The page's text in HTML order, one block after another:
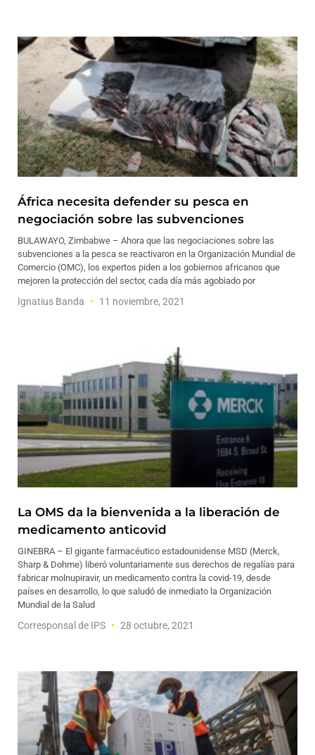
África necesita defender su pesca en
negociación sobre las subvenciones
BULAWAYO, Zimbabwe – Ahora que las negociaciones sobre las
subvenciones a la pesca se reactivaron en la Organización Mundial de
Comercio (OMC), los expertos piden a los gobiernos africanos que
mejoren la protección del sector, cada día más agobiado por
Ignatius Banda 11 noviembre, 2021
La OMS da la bienvenida a la liberación de
medicamento anticovid
GINEBRA – El gigante farmacéutico estadounidense MSD (Merck,
Sharp & Dohme) liberó voluntariamente sus derechos de regalías para
fabricar molnupiravir, un medicamento contra la covid-19, desde
países en desarrollo, lo que saludó de inmediato la Organización
Mundial de la Salud
Corresponsal de IPS 28 octubre, 2021